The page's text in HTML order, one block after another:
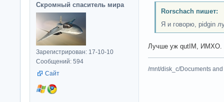
Скромный спаситель мира
Зарегистрирован: 17-10-10
Сообщений: 594
Сайт
Rorschach пишет:
Я и говорю, pidgin
Лучше уж qutIM, ИМХО.
/mnt/disk_c/Documents